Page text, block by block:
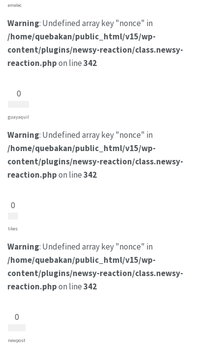
emelec
Warning: Undefined array key "nonce" in
/home/quebakan/public_html/v15/wp-
content/plugins/newsy-reaction/class.newsy-
reaction.phpon line342
0
guayaquil
Warning: Undefined array key "nonce" in
/home/quebakan/public_html/v15/wp-
content/plugins/newsy-reaction/class.newsy-
reaction.phpon line342
0
likes
Warning: Undefined array key "nonce" in
/home/quebakan/public_html/v15/wp-
content/plugins/newsy-reaction/class.newsy-
reaction.phpon line342
0
newpost